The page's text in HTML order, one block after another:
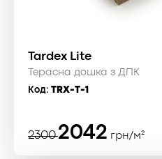
Tardex Lite
Терасна дошка з ДПК
Код: TRX-T-1
2300
Оригінальна
2042
Поточнагрн/м²